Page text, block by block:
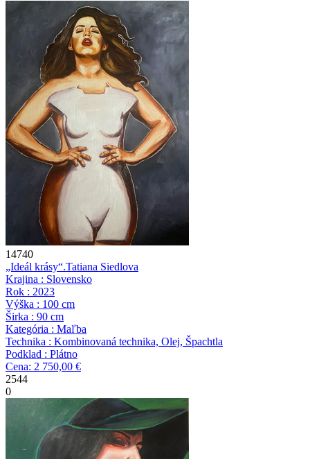
14740
„Ideál krásy“.Tatiana Siedlova
Krajina : Slovensko
Rok : 2023
Výška : 100 cm
Širka : 90 cm
Kategória : Maľba
Technika : Kombinovaná technika, Olej, Špachtla
Podklad : Plátno
Cena: 2 750,00 €
2544
0